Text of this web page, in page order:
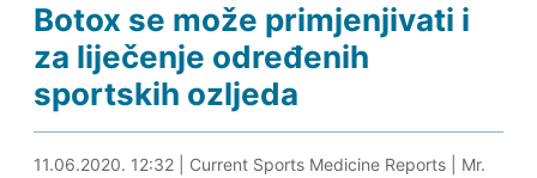
Botox se može primjenjivati i
za liječenje određenih
sportskih ozljeda
09.08.2020. 20:21
11.06.2020. 12:32| Current Sports Medicine Reports| Mr.